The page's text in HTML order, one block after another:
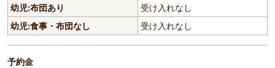
幼児:布団あり
受け入れなし
幼児:食事・布団なし
受け入れなし
予約金